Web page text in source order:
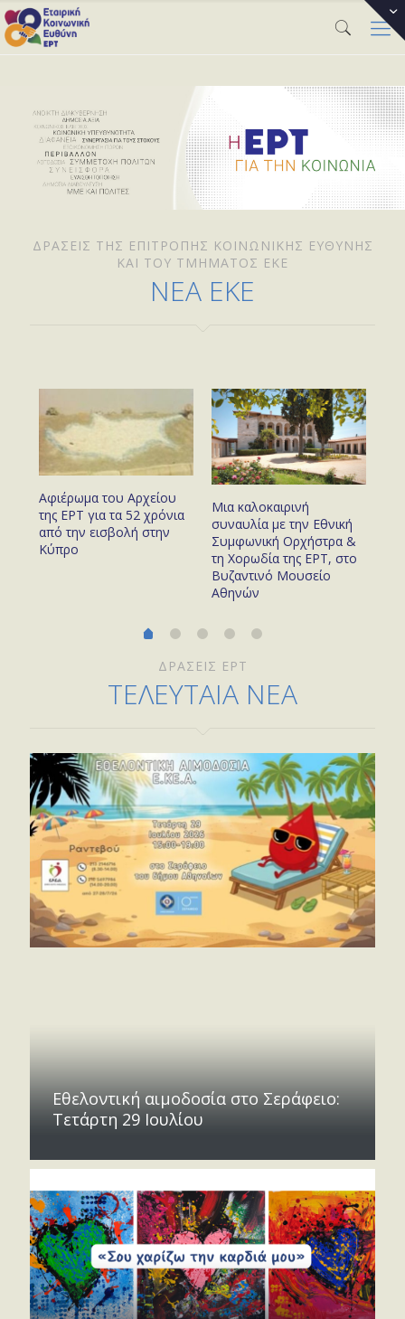
ΔΡΆΣΕΙΣ ΤΗΣ ΕΠΙΤΡΟΠΉΣ ΚΟΙΝΩΝΙΚΉΣ ΕΥΘΎΝΗΣ
ΚΑΙ ΤΟΥ ΤΜΉΜΑΤΟΣ ΕΚΕ
ΝΕΑ ΕΚΕ
Αφιέρωμα του Αρχείου
της ΕΡΤ για τα 52 χρόνια
από την εισβολή στην
Κύπρο
Μια καλοκαιρινή
συναυλία με την Εθνική
Συμφωνική Ορχήστρα &
τη Χορωδία της ΕΡΤ, στο
Βυζαντινό Μουσείο
Αθηνών
ΔΡΑΣΕΙΣ ΕΡΤ
ΤΕΛΕΥΤΑΙΑ ΝΕΑ
Εθελοντική αιμοδοσία στο Σεράφειο:
Τετάρτη 29 Ιουλίου